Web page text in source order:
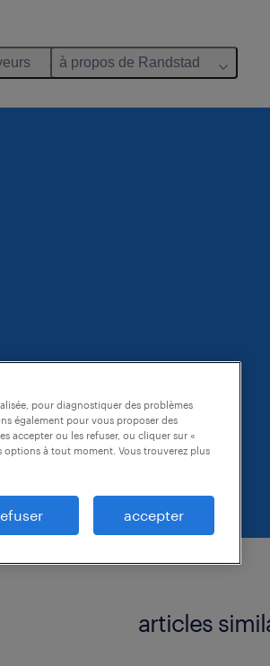
à propos de Randstad
articles
pour diagnostiquer des problèmes
également pour vous proposer des
accepter ou les refuser, ou cliquer sur «
à tout moment. Vous trouverez plus
accepter